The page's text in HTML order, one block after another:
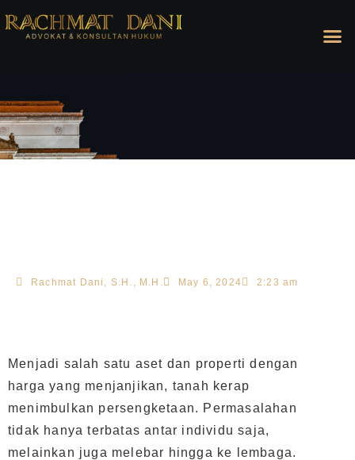
Rachmat Dani, S.H., M.H. May 6, 2024 2:23 am
Menjadi salah satu aset dan properti dengan
harga yang menjanjikan, tanah kerap
menimbulkan persengketaan. Permasalahan
tidak hanya terbatas antar individu saja,
melainkan juga melebar hingga ke lembaga.